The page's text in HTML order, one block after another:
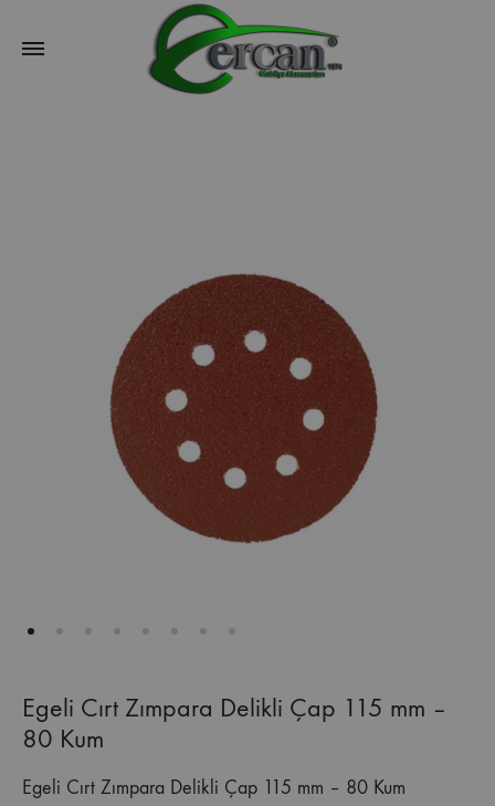
Egeli Cırt Zımpara Delikli Çap 115 mm –
80 Kum
Egeli Cırt Zımpara Delikli Çap 115 mm – 80 Kum